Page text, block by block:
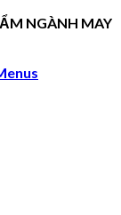
NGÀNH MAY